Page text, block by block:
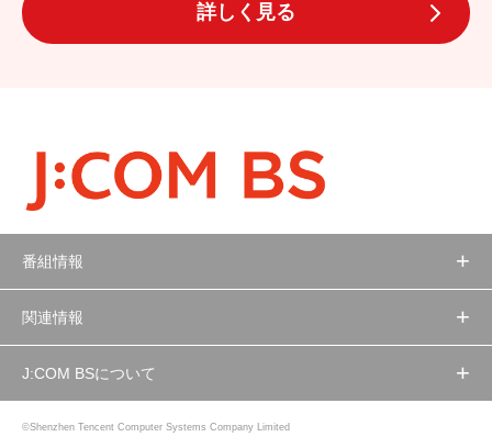
詳しく見る
番組情報
関連情報
J:COM BSについて
©Shenzhen Tencent Computer Systems Company Limited